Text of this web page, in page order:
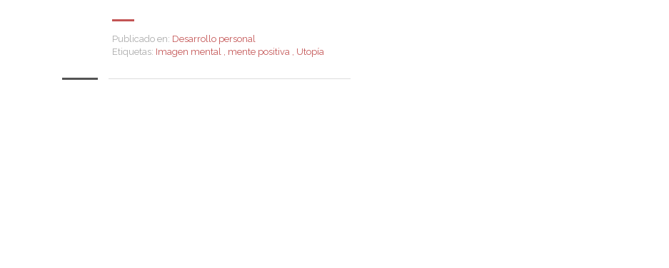
Publicado en: Desarrollo personal
Etiquetas: Imagen mental , mente positiva , Utopía